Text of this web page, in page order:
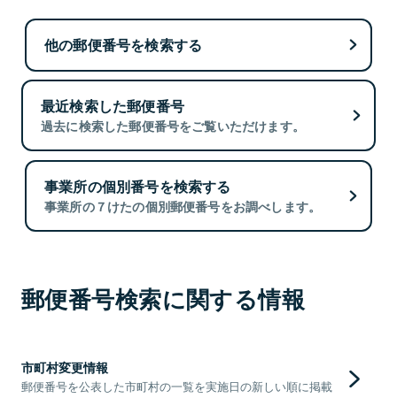
他の郵便番号を検索する
最近検索した郵便番号
過去に検索した郵便番号をご覧いただけます。
事業所の個別番号を検索する
事業所の７けたの個別郵便番号をお調べします。
郵便番号検索に関する情報
市町村変更情報
郵便番号を公表した市町村の一覧を実施日の新しい順に掲載